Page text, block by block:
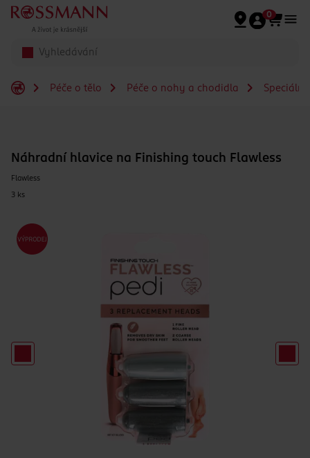
Přeskočit na hlavmní obsah
0
Péče o tělo Péče o nohy a chodidla Speciální
Náhradní hlavice na Finishing touch Flawless
Flawless
3 ks